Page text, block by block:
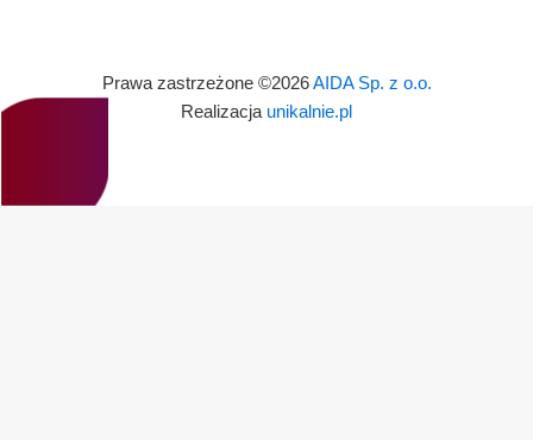
Prawa zastrzeżone ©2026AIDA Sp. z o.o.
Realizacja unikalnie.pl